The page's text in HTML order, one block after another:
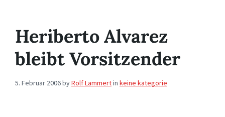
Heriberto Alvarez
bleibt Vorsitzender
5. Februar 2006byRolf Lammertin keine kategorie